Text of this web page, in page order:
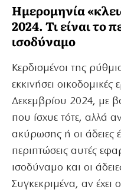
Ημερομηνία
2024. Τι είναι το
ισοδύναμο
Κερδισμένοι της
εκκινήσει οικοδομικές
Δεκεμβρίου 2024, με
που ίσχυε τότε, αλλά
ακύρωσης ή οι άδειες
περιπτώσεις αυτές
ισοδύναμο και οι
Συγκεκριμένα, αν